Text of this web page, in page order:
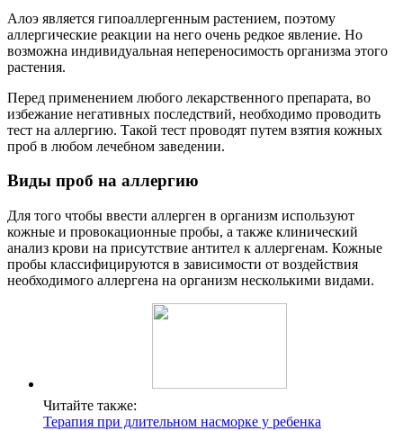
Алоэ является гипоаллергенным растением, поэтому
аллергические реакции на него очень редкое явление. Но
возможна индивидуальная непереносимость организма этого
растения.
Перед применением любого лекарственного препарата, во
избежание негативных последствий, необходимо проводить
тест на аллергию. Такой тест проводят путем взятия кожных
проб в любом лечебном заведении.
Виды проб на аллергию
Для того чтобы ввести аллерген в организм используют
кожные и провокационные пробы, а также клинический
анализ крови на присутствие антител к аллергенам. Кожные
пробы классифицируются в зависимости от воздействия
необходимого аллергена на организм несколькими видами.
Читайте также:
Терапия при длительном насморке у ребенка